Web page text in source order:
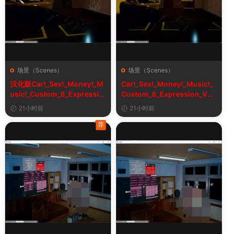
场景（Scenes）
汉化版Car!_Sex!_Money!_M
usic!_Custom_8_Expressio
n_V2_1&车！性！钱！音乐！
自定义表情
21小时前
场景（Scenes）
Car!_Sex!_Money!_Music!_
Custom_8_Expression_V2_
1
21小时前
荐